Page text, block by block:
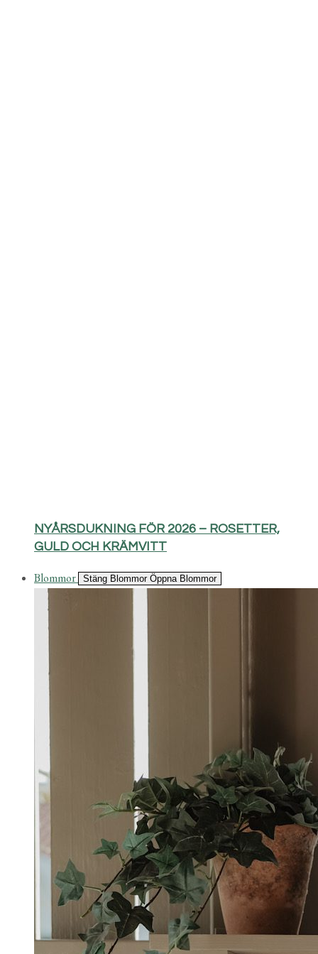
NYÅRSDUKNING FÖR 2026 – ROSETTER,
GULD OCH KRÄMVITT
Blommor Stäng Blommor Öppna Blommor